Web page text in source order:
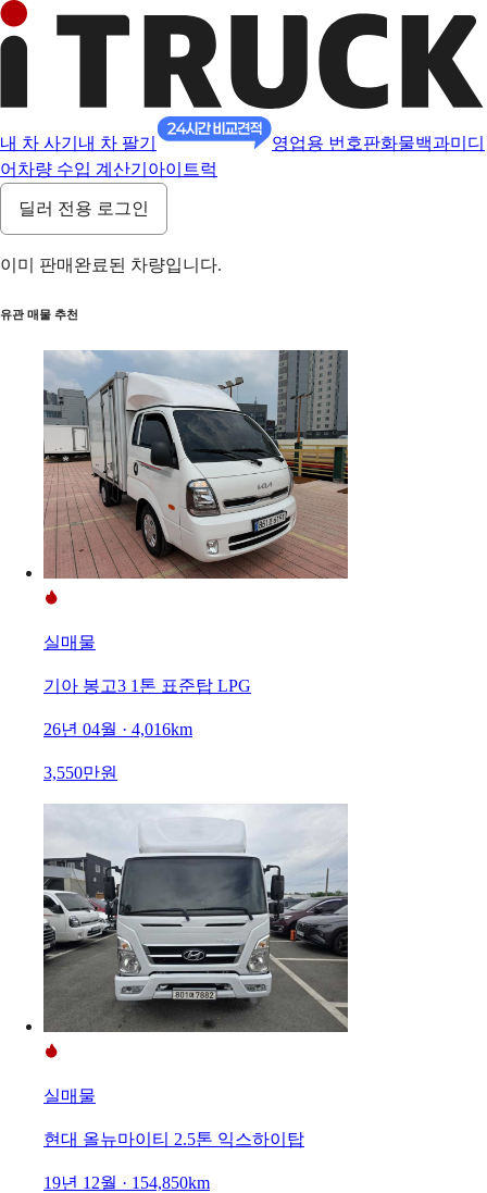
내 차 사기 내 차 팔기 영업용 번호판화물백과미디
어 차량 수입 계산기 아이트럭
딜러 전용 로그인
이미 판매완료된 차량입니다.
유관 매물 추천
실매물
기아 봉고3 1톤 표준탑 LPG
26년 04월 · 4,016km
3,550만원
실매물
현대 올뉴마이티 2.5톤 익스하이탑
19년 12월 · 154,850km